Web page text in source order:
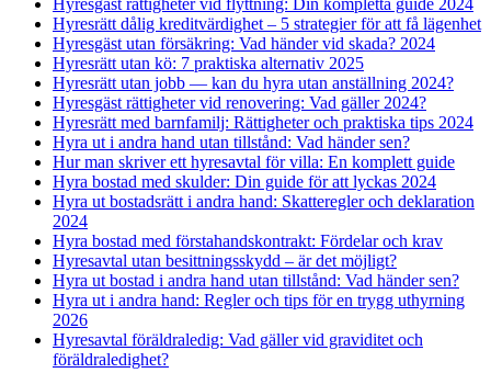
Hyresrätt dålig kreditvärdighet – 5 strategier för att få lägenhet
Hyresgäst utan försäkring: Vad händer vid skada? 2024
Hyresrätt utan kö: 7 praktiska alternativ 2025
Hyresrätt utan jobb — kan du hyra utan anställning 2024?
Hyresgäst rättigheter vid renovering: Vad gäller 2024?
Hyresrätt med barnfamilj: Rättigheter och praktiska tips 2024
Hyra ut i andra hand utan tillstånd: Vad händer sen?
Hur man skriver ett hyresavtal för villa: En komplett guide
Hyra bostad med skulder: Din guide för att lyckas 2024
Hyra ut bostadsrätt i andra hand: Skatteregler och deklaration
2024
Hyra bostad med förstahandskontrakt: Fördelar och krav
Hyresavtal utan besittningsskydd – är det möjligt?
Hyra ut bostad i andra hand utan tillstånd: Vad händer sen?
Hyra ut i andra hand: Regler och tips för en trygg uthyrning
2026
Hyresavtal föräldraledig: Vad gäller vid graviditet och
föräldraledighet?